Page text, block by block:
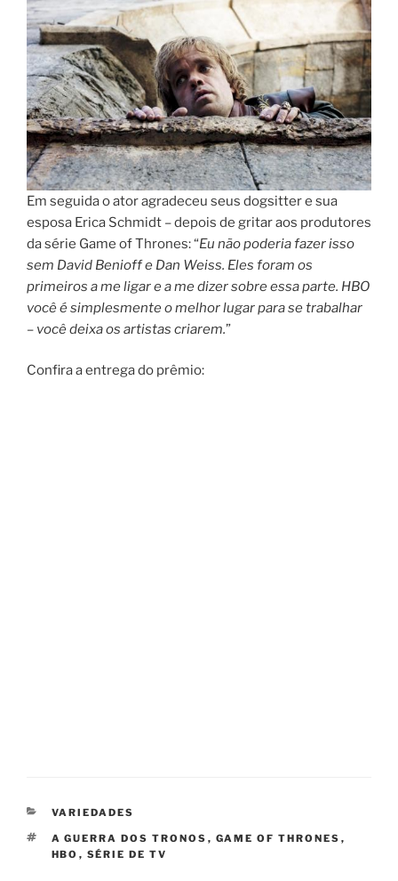
Em seguida o ator agradeceu seus dogsitter e sua
esposa Erica Schmidt – depois de gritar aos produtores
da série Game of Thrones: “Eu não poderia fazer isso
sem David Benioff e Dan Weiss. Eles foram os
primeiros a me ligar e a me dizer sobre essa parte. HBO
você é simplesmente o melhor lugar para se trabalhar
– você deixa os artistas criarem.”
Confira a entrega do prêmio:
CATEGORIAS
VARIEDADES
TAGS
A GUERRA DOS TRONOS , GAME OF THRONES ,
HBO , SÉRIE DE TV